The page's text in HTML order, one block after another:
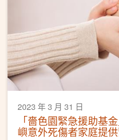
2023 年 3 月 31 日
「嗇色園緊急援助基
嶼意外死傷者家庭提